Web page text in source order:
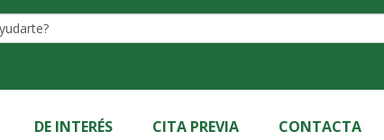
DE INTERÉS CITA PREVIA CONTACTA